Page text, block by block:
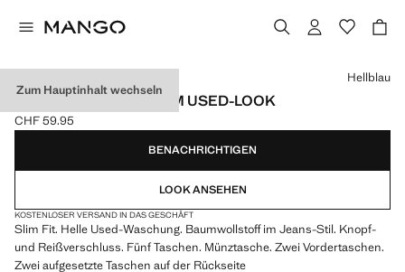
Zum Hauptinhalt wechseln
SLIM-FIT-JEANS JAN IM USED-LOOK
Aktueller Preis [CHF 59.95 ]
CHF 59.95
Wählen Sie eine Farbe
Hellblau
BENACHRICHTIGEN
LOOK ANSEHEN
KOSTENLOSER VERSAND IN DAS GESCHÄFT
Slim Fit. Helle Used-Waschung. Baumwollstoff im Jeans-Stil. Knopf-
und Reißverschluss. Fünf Taschen. Münztasche. Zwei Vordertaschen.
Zwei aufgesetzte Taschen auf der Rückseite